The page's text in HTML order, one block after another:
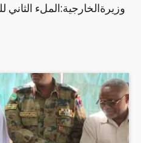
وزيرةالخارجية:الملء